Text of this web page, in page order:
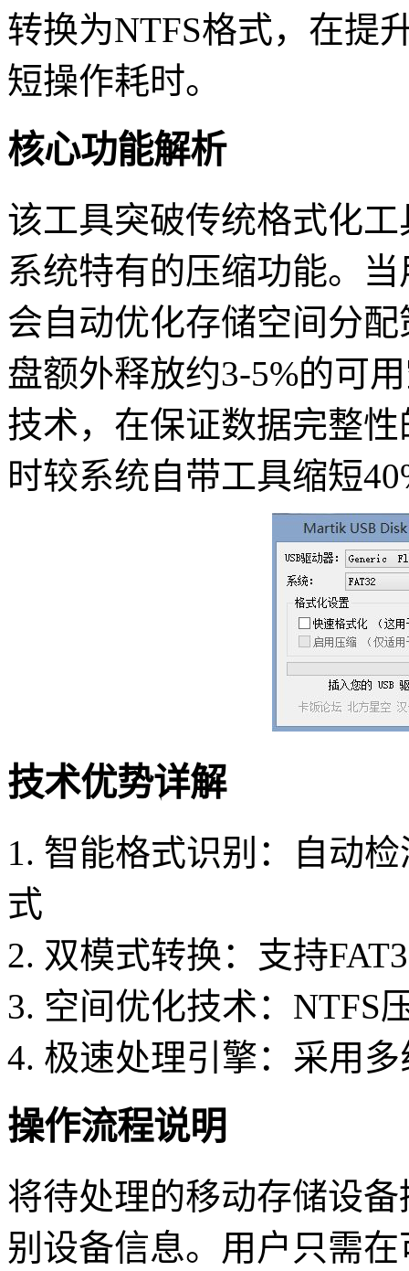
转换为NTFS格式，在提
短操作耗时。
核心功能解析
该工具突破传统格式化
系统特有的压缩功能。
会自动优化存储空间分
盘额外释放约3-5%的可
技术，在保证数据完整
时较系统自带工具缩短
技术优势详解
1. 智能格式识别：自动
式
2. 双模式转换：支持
3. 空间优化技术：NTFS
4. 极速处理引擎：采用
操作流程说明
将待处理的移动存储设
别设备信息。用户只需